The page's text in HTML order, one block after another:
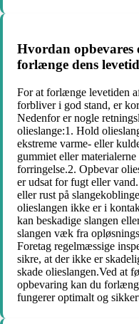
Hvordan opbevares
forlænge dens
For at forlænge levetiden
forbliver i god stand, er
Nedenfor er nogle
olieslange:1. Hold
ekstreme varme- eller
gummiet eller
forringelse.2. Opbevar
er udsat for fugt eller
eller rust på
olieslangen ikke er i
kan beskadige slangen
slangen væk fra
Foretag regelmæssige
sikre, at der ikke er
skade olieslangen.Ved at
opbevaring kan du
fungerer optimalt og